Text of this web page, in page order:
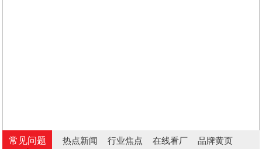
常见问题 热点新闻 行业焦点 在线看厂 品牌黄页